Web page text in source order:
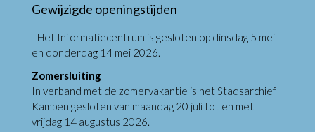
Gewijzigde openingstijden
- Het Informatiecentrum is gesloten op dinsdag 5 mei
en donderdag 14 mei 2026.
Zomersluiting
In verband met de zomervakantie is het Stadsarchief
Kampen gesloten van maandag 20 juli tot en met
vrijdag 14 augustus 2026.